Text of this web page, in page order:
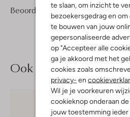
te slaan, om inzicht te
bezoekersgedrag en
te bouwen van jouw
gepersonaliseerde
op "Accepteer alle
ga je akkoord met het
cookies zoals
privacy- en
Wil je je voorkeuren
cookieknop onderaan
jouw toestemming
Beoordelingen (1) 1
5
Sterren
Ook iets voor jou?